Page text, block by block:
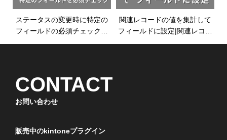
ステータスの変更時に特定の
フィールドの必須チェックを
関連レコードの値を集計して
フィールドに設定|関連レコー
CONTACT
お問い合わせ
販売中のkintoneプラグイン